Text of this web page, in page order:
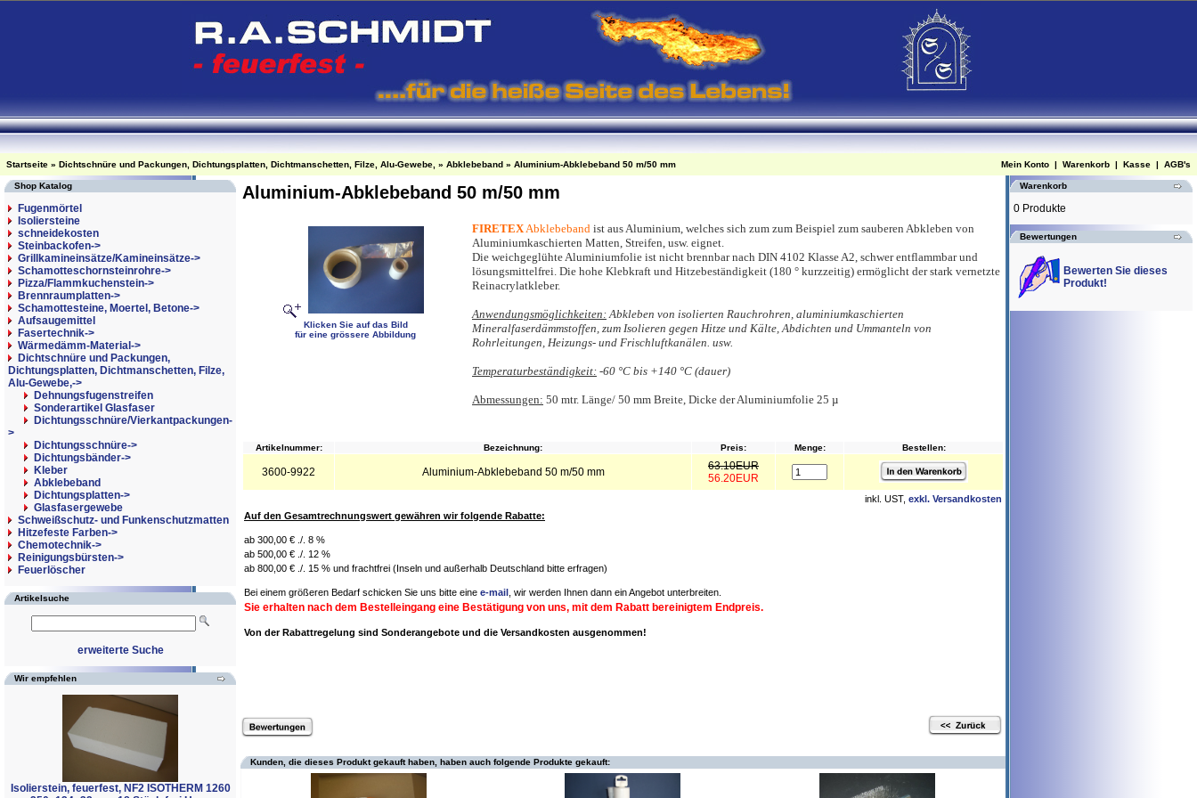
Startseite » Dichtschnüre und Packungen, Dichtungsplatten, Dichtmanschetten, Filze, Alu-Gewebe, » Abklebeband » Aluminium-Abklebeband 50 m/50 mm Mein Konto | Warenkorb | Kasse | AGB's
Shop Katalog
Fugenmörtel
Isoliersteine
schneidekosten
Steinbackofen->
Grillkamineinsätze/Kamineinsätze->
Schamotteschornsteinrohre->
Pizza/Flammkuchenstein->
Brennraumplatten->
Schamottesteine, Moertel, Betone->
Aufsaugemittel
Fasertechnik->
Wärmedämm-Material->
Dichtschnüre und Packungen,
Dichtungsplatten, Dichtmanschetten, Filze,
Alu-Gewebe,->
Dehnungsfugenstreifen
Sonderartikel Glasfaser
Dichtungsschnüre/Vierkantpackungen-
>
Dichtungsschnüre->
Dichtungsbänder->
Kleber
Abklebeband
Dichtungsplatten->
Glasfasergewebe
Schweißschutz- und Funkenschutzmatten
Hitzefeste Farben->
Chemotechnik->
Reinigungsbürsten->
Feuerlöscher
Artikelsuche
erweiterte Suche
Wir empfehlen
Isolierstein, feuerfest, NF2 ISOTHERM 1260
Aluminium-Abklebeband 50 m/50 mm
Klicken Sie auf das Bild
für eine grössere Abbildung
FIRETEXAbklebeband ist aus Aluminium, welches sich zum zum Beispiel zum sauberen Abkleben von
Aluminiumkaschierten Matten, Streifen, usw. eignet.
Die weichgeglühte Aluminiumfolie ist nicht brennbar nach DIN 4102 Klasse A2, schwer entflammbar und
lösungsmittelfrei. Die hohe Klebkraft und Hitzebeständigkeit (180 ° kurzzeitig) ermöglicht der stark vernetzte
Reinacrylatkleber.
Anwendungsmöglichkeiten:Abkleben von isolierten Rauchrohren, aluminiumkaschierten
Mineralfaserdämmstoffen, zum Isolieren gegen Hitze und Kälte, Abdichten und Ummanteln von
Rohrleitungen, Heizungs- und Frischluftkanälen. usw.
Temperaturbeständigkeit: -60 °C bis +140 °C (dauer)
Abmessungen: 50 mtr. Länge/ 50 mm Breite, Dicke der Aluminiumfolie 25 µ
Artikelnummer: Bezeichnung: Preis: Menge: Bestellen:
3600-9922 Aluminium-Abklebeband 50 m/50 mm
63.10EUR
56.20EUR
inkl. UST, exkl. Versandkosten
Auf den Gesamtrechnungswert gewähren wir folgende Rabatte:
ab 300,00 € ./. 8 %
ab 500,00 € ./. 12 %
ab 800,00 € ./. 15 % und frachtfrei (Inseln und außerhalb Deutschland bitte erfragen)
Bei einem größeren Bedarf schicken Sie uns bitte eine e-mail , wir werden Ihnen dann ein Angebot unterbreiten.
Sie erhalten nach dem Bestelleingang eine Bestätigung von uns, mit dem Rabatt bereinigtem Endpreis.
Von der Rabattregelung sind Sonderangebote und die Versandkosten ausgenommen!
Kunden, die dieses Produkt gekauft haben, haben auch folgende Produkte gekauft:
Warenkorb
0 Produkte
Bewertungen
Bewerten Sie dieses
Produkt!